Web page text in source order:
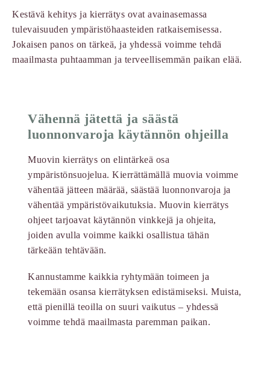
Kestävä kehitys ja kierrätys ovat avainasemassa
tulevaisuuden ympäristöhaasteiden ratkaisemisessa.
Jokaisen panos on tärkeä, ja yhdessä voimme tehdä
maailmasta puhtaamman ja terveellisemmän paikan elää.
Vähennä jätettä ja säästä
luonnonvaroja käytännön ohjeilla
Muovin kierrätys on elintärkeä osa
ympäristönsuojelua. Kierrättämällä muovia voimme
vähentää jätteen määrää, säästää luonnonvaroja ja
vähentää ympäristövaikutuksia. Muovin kierrätys
ohjeet tarjoavat käytännön vinkkejä ja ohjeita,
joiden avulla voimme kaikki osallistua tähän
tärkeään tehtävään.
Kannustamme kaikkia ryhtymään toimeen ja
tekemään osansa kierrätyksen edistämiseksi. Muista,
että pienillä teoilla on suuri vaikutus – yhdessä
voimme tehdä maailmasta paremman paikan.